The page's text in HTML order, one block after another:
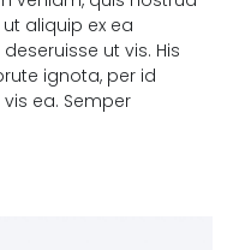
aliquip ex ea
ut vis. His
ignota, per id
ea. Semper